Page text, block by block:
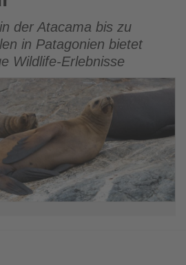
der Atacama bis zu
in Patagonien bietet
Wildlife-Erlebnisse